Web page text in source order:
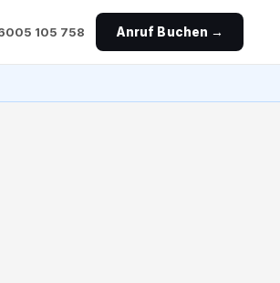
105 758 Anruf Buchen →